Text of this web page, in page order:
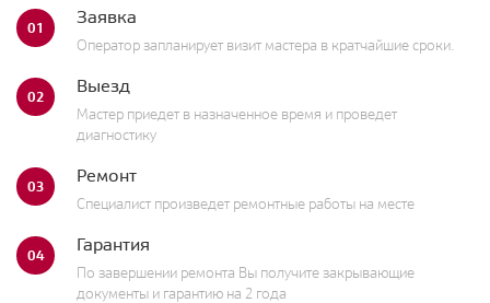
01 Заявка
Оператор запланирует визит мастера в кратчайшие сроки.
02 Выезд
Мастер приедет в назначенное время и проведет
диагностику
03 Ремонт
Специалист произведет ремонтные работы на месте
04 Гарантия
По завершении ремонта Вы получите закрывающие
документы и гарантию на 2 года